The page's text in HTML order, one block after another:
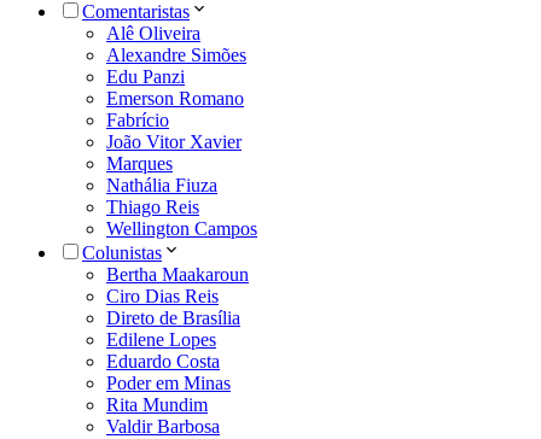
Comentaristas
Alê Oliveira
Alexandre Simões
Edu Panzi
Emerson Romano
Fabrício
João Vitor Xavier
Marques
Nathália Fiuza
Thiago Reis
Wellington Campos
Colunistas
Bertha Maakaroun
Ciro Dias Reis
Direto de Brasília
Edilene Lopes
Eduardo Costa
Poder em Minas
Rita Mundim
Valdir Barbosa